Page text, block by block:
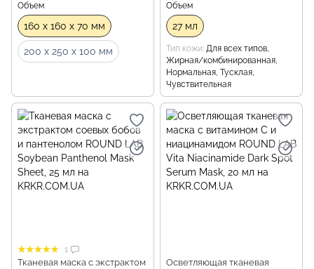
Объем
160 x 160 x 70 мм
200 x 250 x 100 мм
Объем
27 мл
Тип кожи Для всех типов,
Жирная/комбинированная,
Нормальная, Тусклая,
Чувствительная
1
Тканевая маска с экстрактом
Осветляющая тканевая